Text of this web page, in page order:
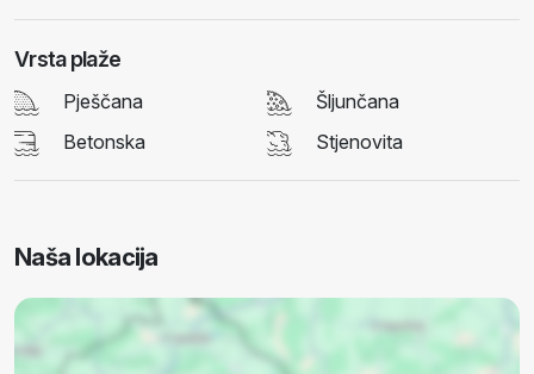
Vrsta plaže
Pješčana
Šljunčana
Betonska
Stjenovita
Naša lokacija